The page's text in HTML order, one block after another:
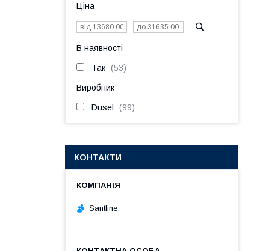
Ціна
В наявності
Так 53
Виробник
Dusel 99
КОНТАКТИ
Santline